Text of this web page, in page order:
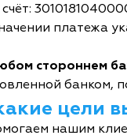
платежа
стороннем
банком,
цели
нашим